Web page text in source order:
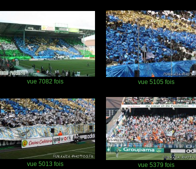
vue 7082 fois vue 5105 fois
vue 5013 fois vue 5379 fois